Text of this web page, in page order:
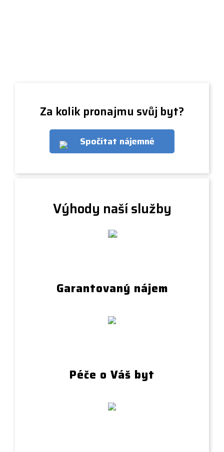
Za kolik pronajmu svůj byt?
Spočítat nájemné
Výhody naší služby
Garantovaný nájem
Péče o Váš byt